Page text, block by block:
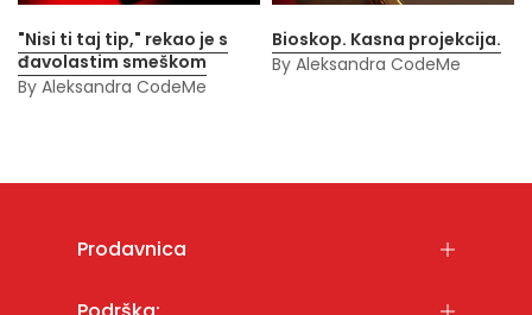
"Nisi ti taj tip," rekao je s
đavolastim smeškom
By Aleksandra CodeMe
Bioskop. Kasna projekcija.
By Aleksandra CodeMe
Prodavnica